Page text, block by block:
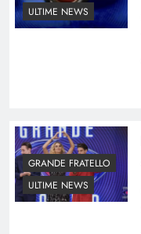
ULTIME NEWS
GRANDE FRATELLO
ULTIME NEWS